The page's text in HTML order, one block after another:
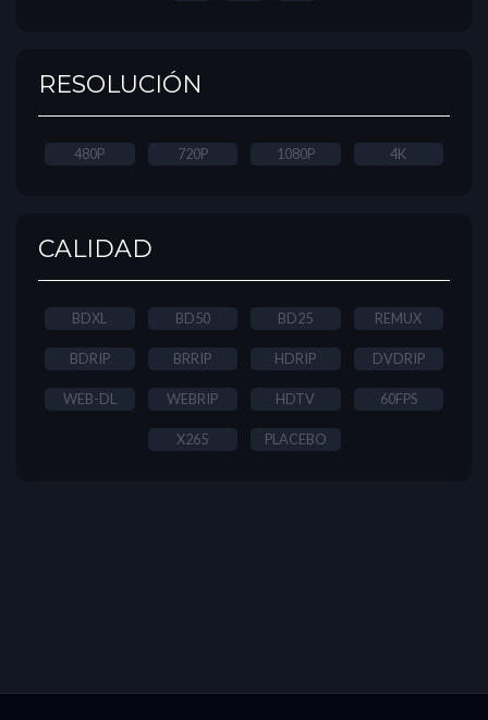
RESOLUCIÓN
480P 720P 1080P 4K
CALIDAD
BDXL BD50 BD25 REMUX
BDRIP BRRIP HDRIP DVDRIP
WEB-DL WEBRIP HDTV 60FPS
X265 PLACEBO